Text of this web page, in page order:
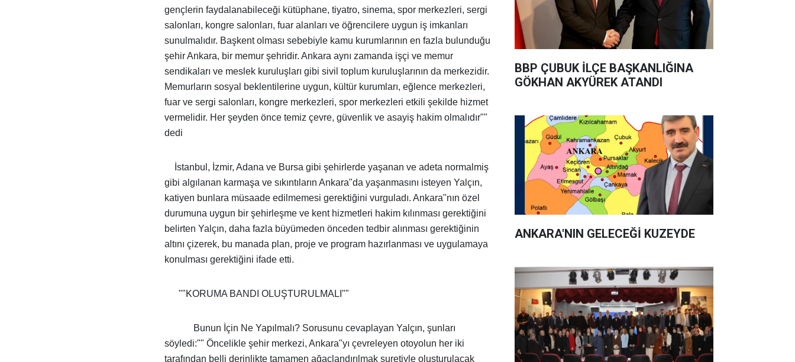
gençlerin faydalanabileceği kütüphane, tiyatro, sinema, spor merkezleri, sergi
salonları, kongre salonları, fuar alanları ve öğrencilere uygun iş imkanları
sunulmalıdır. Başkent olması sebebiyle kamu kurumlarının en fazla bulunduğu
şehir Ankara, bir memur şehridir. Ankara aynı zamanda işçi ve memur
sendikaları ve meslek kuruluşları gibi sivil toplum kuruluşlarının da merkezidir.
Memurların sosyal beklentilerine uygun, kültür kurumları, eğlence merkezleri,
fuar ve sergi salonları, kongre merkezleri, spor merkezleri etkili şekilde hizmet
vermelidir. Her şeyden önce temiz çevre, güvenlik ve asayiş hakim olmalıdır""
dedi
İstanbul, İzmir, Adana ve Bursa gibi şehirlerde yaşanan ve adeta normalmiş
gibi algılanan karmaşa ve sıkıntıların Ankara"da yaşanmasını isteyen Yalçın,
katiyen bunlara müsaade edilmemesi gerektiğini vurguladı. Ankara"nın özel
durumuna uygun bir şehirleşme ve kent hizmetleri hakim kılınması gerektiğini
belirten Yalçın, daha fazla büyümeden önceden tedbir alınması gerektiğinin
altını çizerek, bu manada plan, proje ve program hazırlanması ve uygulamaya
konulması gerektiğini ifade etti.
""KORUMA BANDI OLUŞTURULMALI""
Bunun İçin Ne Yapılmalı? Sorusunu cevaplayan Yalçın, şunları
söyledi:"" Öncelikle şehir merkezi, Ankara"yı çevreleyen otoyolun her iki
tarafından belli derinlikte tamamen ağaçlandırılmak suretiyle oluşturulacak
BBP ÇUBUK İLÇE BAŞKANLIĞINA
GÖKHAN AKYÜREK ATANDI
ANKARA'NIN GELECEĞİ KUZEYDE